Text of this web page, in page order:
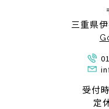
三重県
受付
定